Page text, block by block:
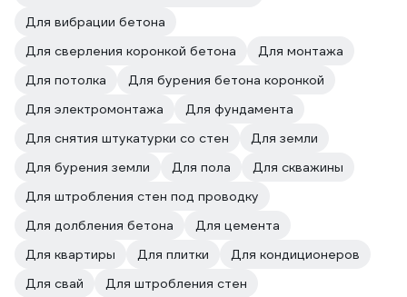
Для вибрации бетона
Для сверления коронкой бетона
Для монтажа
Для потолка
Для бурения бетона коронкой
Для электромонтажа
Для фундамента
Для снятия штукатурки со стен
Для земли
Для бурения земли
Для пола
Для скважины
Для штробления стен под проводку
Для долбления бетона
Для цемента
Для квартиры
Для плитки
Для кондиционеров
Для свай
Для штробления стен